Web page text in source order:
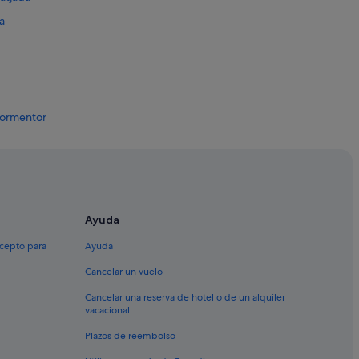
para
Ayuda
Ayuda
Cancelar un vuelo
Cancelar una reserva de hotel o de un alquiler
vacacional
Plazos de reembolso